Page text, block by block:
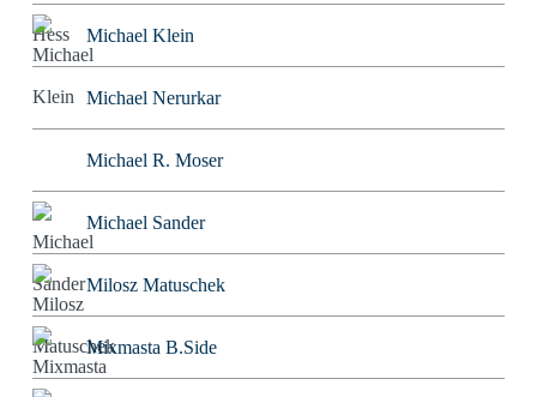
Michael Klein
Michael Nerurkar
Michael R. Moser
Michael Sander
Milosz Matuschek
Mixmasta B.Side